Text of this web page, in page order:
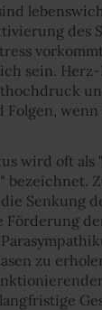
des
vorkommt,
sein.
Folgen,
wird oft als
bezeichnet.
Senkung
Förderung
zu